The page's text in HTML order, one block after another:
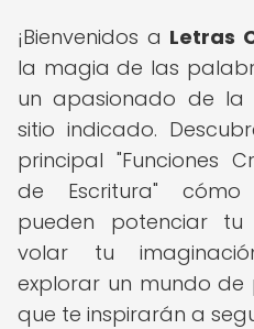
¡Bienvenidos a Letras
la magia de las
un apasionado de la
sitio indicado.
principal "Funciones
de Escritura" cómo
pueden potenciar
volar tu
explorar un mundo de
que te inspirarán a